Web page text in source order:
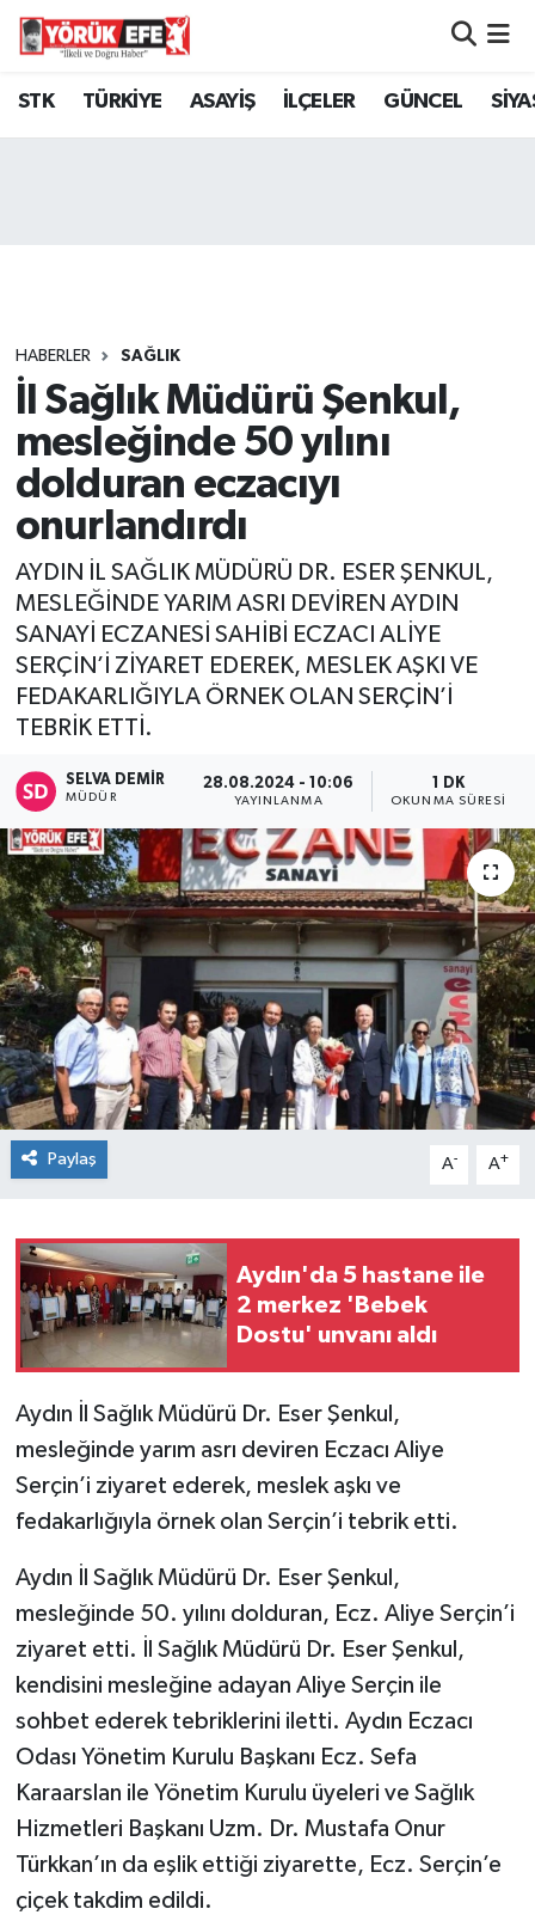
STK TÜRKİYE ASAYİŞ İLÇELER GÜNCEL
HABERLER SAĞLIK
İl Sağlık Müdürü Şenkul,
mesleğinde 50 yılını
dolduran eczacıyı
onurlandırdı
AYDIN İL SAĞLIK MÜDÜRÜ DR. ESER ŞENKUL,
MESLEĞİNDE YARIM ASRI DEVİREN AYDIN
SANAYİ ECZANESİ SAHİBİ ECZACI ALİYE
SERÇİN’İ ZİYARET EDEREK, MESLEK AŞKI VE
FEDAKARLIĞIYLA ÖRNEK OLAN SERÇİN’İ
TEBRİK ETTİ.
SELVA DEMIR
MÜDÜR
28.08.2024 - 10:06
YAYINLANMA
1 DK
OKUNMA SÜRESI
Paylaş A- A+
Aydın'da 5 hastane ile
2 merkez 'Bebek
Dostu' unvanı aldı
Aydın İl Sağlık Müdürü Dr. Eser Şenkul,
mesleğinde yarım asrı deviren Eczacı Aliye
Serçin’i ziyaret ederek, meslek aşkı ve
fedakarlığıyla örnek olan Serçin’i tebrik etti.
Aydın İl Sağlık Müdürü Dr. Eser Şenkul,
mesleğinde 50. yılını dolduran, Ecz. Aliye Serçin’i
ziyaret etti. İl Sağlık Müdürü Dr. Eser Şenkul,
kendisini mesleğine adayan Aliye Serçin ile
sohbet ederek tebriklerini iletti. Aydın Eczacı
Odası Yönetim Kurulu Başkanı Ecz. Sefa
Karaarslan ile Yönetim Kurulu üyeleri ve Sağlık
Hizmetleri Başkanı Uzm. Dr. Mustafa Onur
Türkkan’ın da eşlik ettiği ziyarette, Ecz. Serçin’e
çiçek takdim edildi.
Aydın Nöbetçi Eczaneler
Tüm Manşetler
Son Dakika Haberleri
Haber Arşivi